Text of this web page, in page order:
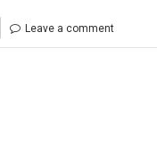
Leave a comment